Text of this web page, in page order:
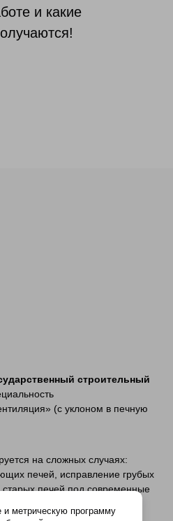
и какие
строительный
(с уклоном в печную
на сложных случаях:
печей, исправление грубых
печей под современные
метрическую программу